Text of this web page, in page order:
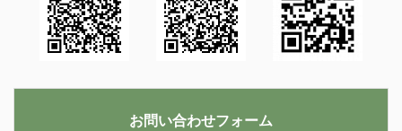
お問い合わせフォーム